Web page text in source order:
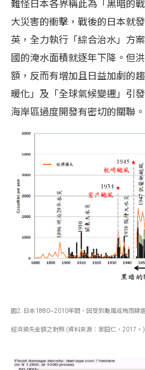
難怪日本各界稱此為「黑暗的
大災害的衝擊，戰後的日本就
英，全力執行「綜合治水」方
國的淹水面積就逐年下降。但
額，反而有增加且日益加劇的
暖化」及「全球氣候變遷」引
海岸區過度開發有密切的關聯。
圖2. 日本1880~2010年間，因受到颱風或梅雨肆
經濟損失金額之對照 (資料來源：家田仁，2017。)